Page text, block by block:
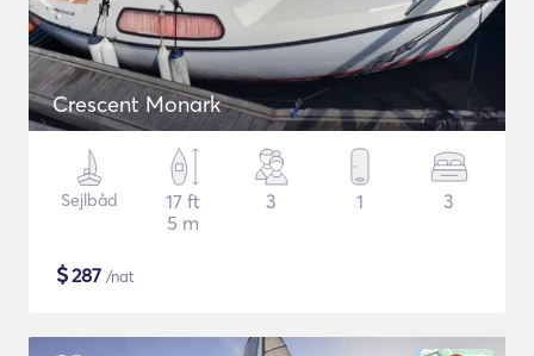
Crescent Monark
Sejlbåd
17 ft
5 m
3 1 3
$287 /nat